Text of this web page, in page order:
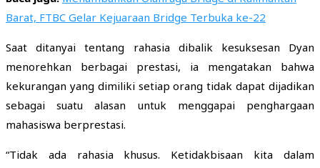
Barat, FTBC Gelar Kejuaraan Bridge Terbuka ke-22
Saat ditanyai tentang rahasia dibalik kesuksesan Dyan
menorehkan berbagai prestasi, ia mengatakan bahwa
kekurangan yang dimiliki setiap orang tidak dapat dijadikan
sebagai suatu alasan untuk menggapai penghargaan
mahasiswa berprestasi.
“Tidak ada rahasia khusus. Ketidakbisaan kita dalam